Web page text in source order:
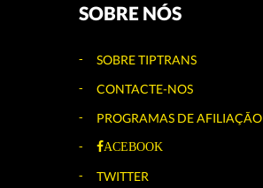
SOBRE NÓS
SOBRE TIPTRANS
CONTACTE-NOS
PROGRAMAS DE AFILIAÇÃO
ACEBOOK
TWITTER